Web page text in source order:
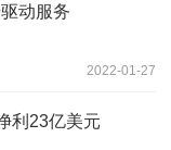
动服务
2022-01-27
利23亿美元